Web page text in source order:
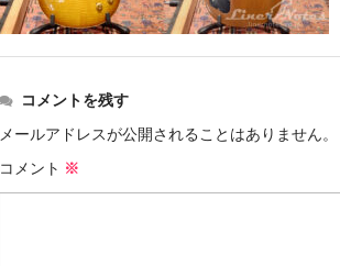
コメントを残す
メールアドレスが公開されることはありません。
コメント ※